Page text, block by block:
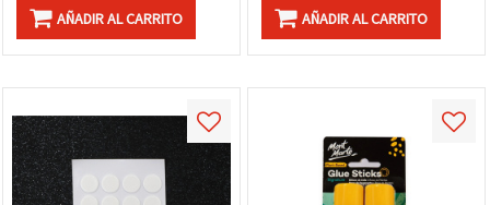
AÑADIR AL CARRITO AÑADIR AL CARRITO